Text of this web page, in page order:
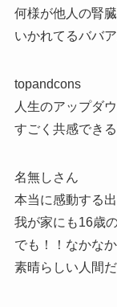
何様が他人の腎
いかれてるババ
topandcons
人生のアップダ
すごく共感でき
名無しさん
本当に感動する出
我が家にも16歳
でも！！なかな
素晴らしい人間だ